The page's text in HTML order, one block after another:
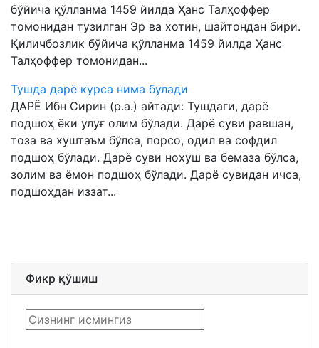
бўйича қўлланма 1459 йилда Ҳанс Талҳоффер
томонидан тузилган Эр ва хотин, шайтондан бири.
Қиличбозлик бўйича қўлланма 1459 йилда Ҳанс
Талҳоффер томонидан...
Тушда дарё курса нима булади
ДАРЁ Ибн Сирин (р.а.) айтади: Тушдаги, дарё
подшоҳ ёки улуғ олим бўлади. Дарё суви равшан,
тоза ва хуштаъм бўлса, порсо, одил ва софдил
подшоҳ бўлади. Дарё суви нохуш ва бемаза бўлса,
золим ва ёмон подшоҳ бўлади. Дарё сувидан ичса,
подшоҳдан иззат...
Фикр қўшиш